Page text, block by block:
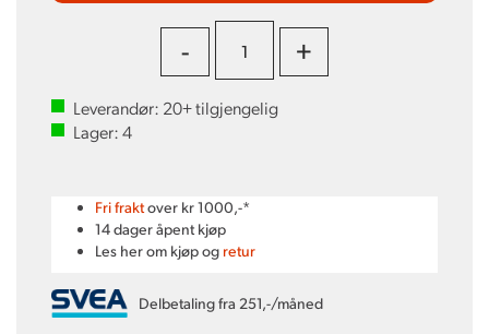
- +
Leverandør: 20+tilgjengelig
Lager:4
Fri fraktover kr 1000,-*
14 dager åpent kjøp
Les her om kjøp og retur
Delbetaling fra 251,-/måned